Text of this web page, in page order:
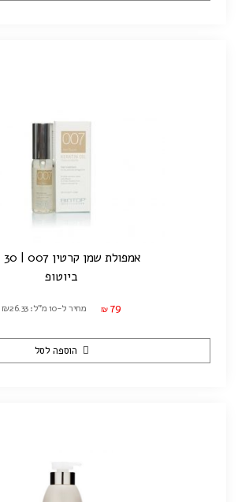
אמפולת שמן קרטין 007 | 30 מ"ל
ביוטופ
₪ 79 מחיר ל-10 מ"ל: ₪26.33
הוספה לסל